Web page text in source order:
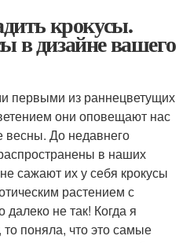
крокусы.
в дизайне вашего
первыми из раннецветущих
они оповещают нас
весны. До недавнего
в наших
сажают их у себя крокусы
растением с
не так! Когда я
поняла, что это самые